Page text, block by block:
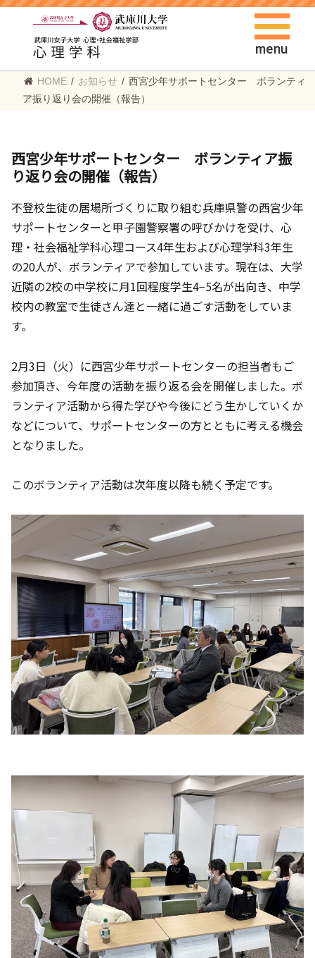
menu
HOME / お知らせ / 西宮少年サポートセンター ボランティ
ア振り返り会の開催（報告）
西宮少年サポートセンター ボランティア振
り返り会の開催（報告）
不登校生徒の居場所づくりに取り組む兵庫県警の西宮少年
サポートセンターと甲子園警察署の呼びかけを受け、心
理・社会福祉学科心理コース4年生および心理学科3年生
の20人が、ボランティアで参加しています。現在は、大学
近隣の2校の中学校に月1回程度学生4−5名が出向き、中学
校内の教室で生徒さん達と一緒に過ごす活動をしていま
す。
2月3日（火）に西宮少年サポートセンターの担当者もご
参加頂き、今年度の活動を振り返る会を開催しました。ボ
ランティア活動から得た学びや今後にどう生かしていくか
などについて、サポートセンターの方とともに考える機会
となりました。
このボランティア活動は次年度以降も続く予定です。